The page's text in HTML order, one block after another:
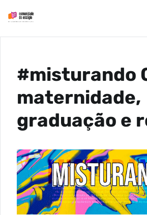
#misturando
maternidade,
graduação e